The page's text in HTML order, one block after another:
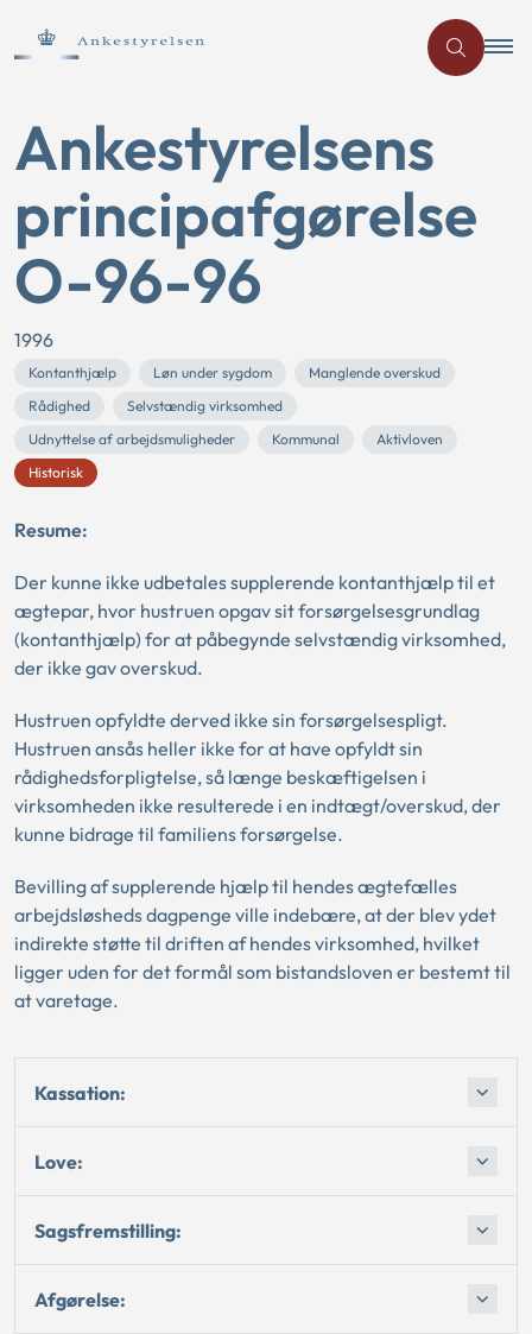
Ankestyrelsens
principafgørelse
O-96-96
1996
Kontanthjælp Løn under sygdom
Manglende overskud
Rådighed
Selvstændig virksomhed
Udnyttelse af arbejdsmuligheder
Kommunal
Aktivloven
Historisk
Resume:
Der kunne ikke udbetales supplerende kontanthjælp til et
ægtepar, hvor hustruen opgav sit forsørgelsesgrundlag
(kontanthjælp) for at påbegynde selvstændig virksomhed,
der ikke gav overskud.
Hustruen opfyldte derved ikke sin forsørgelsespligt.
Hustruen ansås heller ikke for at have opfyldt sin
rådighedsforpligtelse, så længe beskæftigelsen i
virksomheden ikke resulterede i en indtægt/overskud, der
kunne bidrage til familiens forsørgelse.
Bevilling af supplerende hjælp til hendes ægtefælles
arbejdsløsheds dagpenge ville indebære, at der blev ydet
indirekte støtte til driften af hendes virksomhed, hvilket
ligger uden for det formål som bistandsloven er bestemt til
at varetage.
Kassation:
Love:
Sagsfremstilling:
Afgørelse: